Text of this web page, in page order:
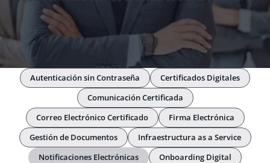
Autenticación sin Contraseña
Certificados Digitales
Comunicación Certificada
Correo Electrónico Certificado
Firma Electrónica
Gestión de Documentos
Infraestructura as a Service
Notificaciones Electrónicas
Onboarding Digital